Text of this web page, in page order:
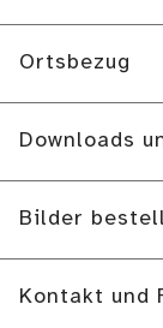
Ortsbezug
Downloads
Bilder
Kontakt und